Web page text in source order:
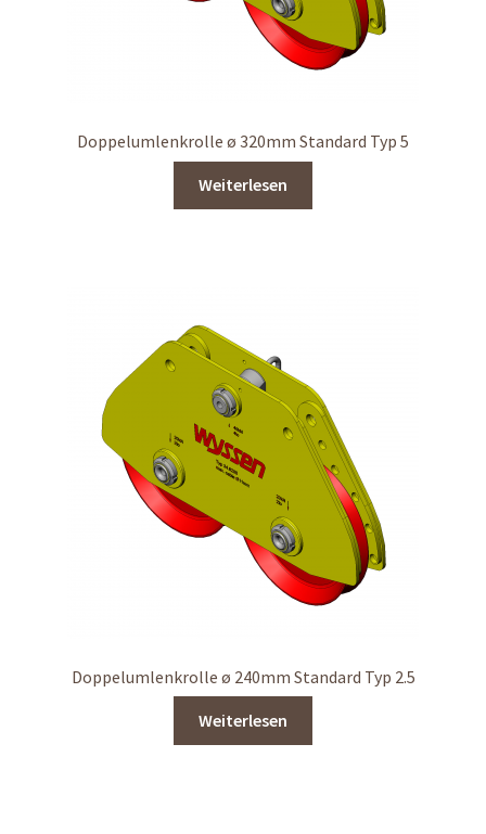
Doppelumlenkrolle ø 320mm Standard Typ 5
Weiterlesen
Doppelumlenkrolle ø 240mm Standard Typ 2.5
Weiterlesen